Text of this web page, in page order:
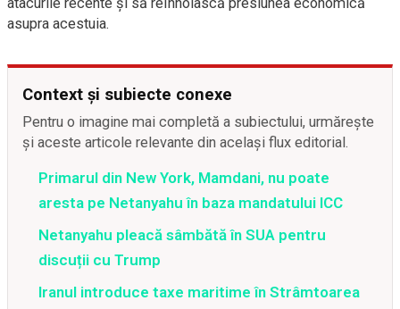
asupra acestuia.
Context și subiecte conexe
Pentru o imagine mai completă a subiectului, urmărește
și aceste articole relevante din același flux editorial.
Primarul din New York, Mamdani, nu poate
aresta pe Netanyahu în baza mandatului ICC
Netanyahu pleacă sâmbătă în SUA pentru
discuții cu Trump
Iranul introduce taxe maritime în Strâmtoarea